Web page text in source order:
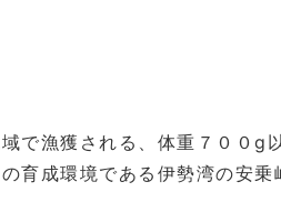
で漁獲される、体重７００g
成環境である伊勢湾の安